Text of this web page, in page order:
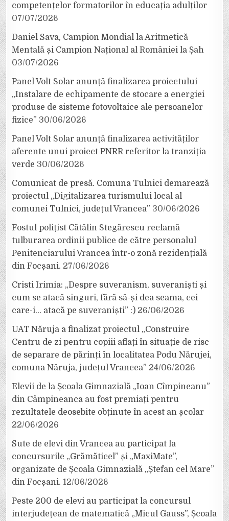
competențelor formatorilor în educația adulților
07/07/2026
Daniel Sava, Campion Mondial la Aritmetică
Mentală și Campion Național al României la Șah
03/07/2026
Panel Volt Solar anunță finalizarea proiectului
„Instalare de echipamente de stocare a energiei
produse de sisteme fotovoltaice ale persoanelor
fizice” 30/06/2026
Panel Volt Solar anunță finalizarea activităților
aferente unui proiect PNRR referitor la tranziția
verde 30/06/2026
Comunicat de presă. Comuna Tulnici demarează
proiectul „Digitalizarea turismului local al
comunei Tulnici, județul Vrancea” 30/06/2026
Fostul polițist Cătălin Stegărescu reclamă
tulburarea ordinii publice de către personalul
Penitenciarului Vrancea într-o zonă rezidențială
din Focșani. 27/06/2026
Cristi Irimia: „Despre suveranism, suveraniști și
cum se atacă singuri, fără să-și dea seama, cei
care-i… atacă pe suveraniști” :) 26/06/2026
UAT Năruja a finalizat proiectul „Construire
Centru de zi pentru copiii aflați în situație de risc
de separare de părinți în localitatea Podu Nărujei,
comuna Năruja, județul Vrancea” 24/06/2026
Elevii de la Școala Gimnazială „Ioan Cîmpineanu”
din Câmpineanca au fost premiați pentru
rezultatele deosebite obținute în acest an școlar
22/06/2026
Sute de elevi din Vrancea au participat la
concursurile „Grămăticel” și „MaxiMate”,
organizate de Școala Gimnazială „Ștefan cel Mare”
din Focșani. 12/06/2026
Peste 200 de elevi au participat la concursul
interjudețean de matematică „Micul Gauss”, Școala